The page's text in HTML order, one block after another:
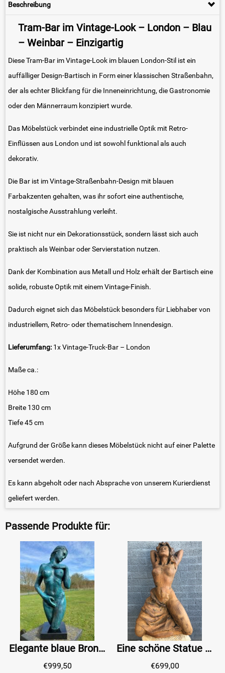
Beschreibung
Tram-Bar im Vintage-Look – London – Blau
– Weinbar – Einzigartig
Diese Tram-Bar im Vintage-Look im blauen London-Stil ist ein
auffälliger Design-Bartisch in Form einer klassischen Straßenbahn,
der als echter Blickfang für die Inneneinrichtung, die Gastronomie
oder den Männerraum konzipiert wurde.
Das Möbelstück verbindet eine industrielle Optik mit Retro-
Einflüssen aus London und ist sowohl funktional als auch
dekorativ.
Die Bar ist im Vintage-Straßenbahn-Design mit blauen
Farbakzenten gehalten, was ihr sofort eine authentische,
nostalgische Ausstrahlung verleiht.
Sie ist nicht nur ein Dekorationsstück, sondern lässt sich auch
praktisch als Weinbar oder Servierstation nutzen.
Dank der Kombination aus Metall und Holz erhält der Bartisch eine
solide, robuste Optik mit einem Vintage-Finish.
Dadurch eignet sich das Möbelstück besonders für Liebhaber von
industriellem, Retro- oder thematischem Innendesign.
Lieferumfang: 1x Vintage-Truck-Bar – London
Maße ca.:
Höhe 180 cm
Breite 130 cm
Tiefe 45 cm
Aufgrund der Größe kann dieses Möbelstück nicht auf einer Palette
versendet werden.
Es kann abgeholt oder nach Absprache von unserem Kurierdienst
geliefert werden.
Passende Produkte für:
Elegante blaue Bronzestatue einer nackten Frau auf Marmorsockel
€999,50
Eine schöne Statue einer unbedeckten Frau ganz aus Gusseisenoxid, schön im Detail!
€699,00